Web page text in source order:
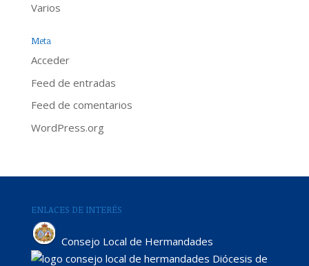
Varios
Meta
Acceder
Feed de entradas
Feed de comentarios
WordPress.org
ENLACES DE INTERÉS
Consejo Local de Hermandades
Diócesis de